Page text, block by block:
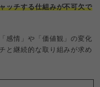
ッチする仕組みが不可欠で
感情」や「価値観」の変化
と継続的な取り組みが求め